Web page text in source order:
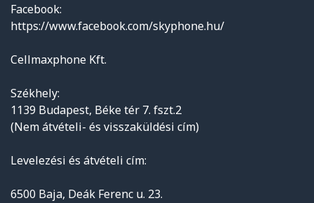
Facebook:
https://www.facebook.com/skyphone.hu/
Cellmaxphone Kft.
Székhely:
1139 Budapest, Béke tér 7. fszt.2
(Nem átvételi- és visszaküldési cím)
Levelezési és átvételi cím:
6500 Baja, Deák Ferenc u. 23.